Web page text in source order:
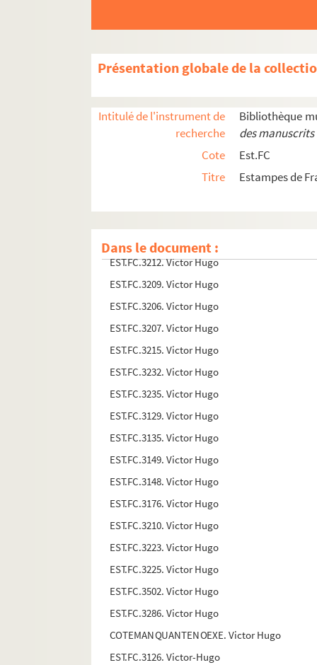
Présentation globale de la
Intitulé de l'instrument de
recherche
Bibliothèque
des
Cote
Est.FC
Titre
Estampes de
Dans le document :
EST.FC.3184. Victor Hugo
EST.FC.3189. Victor Hugo
EST.FC.3193. Victor Hugo
EST.FC.3194. Victor Hugo
EST.FC.3195. Victor Hugo
EST.FC.3213. Victor Hugo
EST.FC.3212. Victor Hugo
EST.FC.3209. Victor Hugo
EST.FC.3206. Victor Hugo
EST.FC.3207. Victor Hugo
EST.FC.3215. Victor Hugo
EST.FC.3232. Victor Hugo
EST.FC.3235. Victor Hugo
EST.FC.3129. Victor Hugo
EST.FC.3135. Victor Hugo
EST.FC.3149. Victor Hugo
EST.FC.3148. Victor Hugo
EST.FC.3176. Victor Hugo
EST.FC.3210. Victor Hugo
EST.FC.3223. Victor Hugo
EST.FC.3225. Victor Hugo
EST.FC.3502. Victor Hugo
EST.FC.3286. Victor Hugo
COTEMANQUANTENOEXE. Victor Hugo
EST.FC.3126. Victor-Hugo